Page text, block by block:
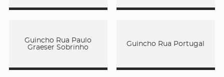
Guincho Rua Paulo
Graeser Sobrinho
Guincho Rua Portugal